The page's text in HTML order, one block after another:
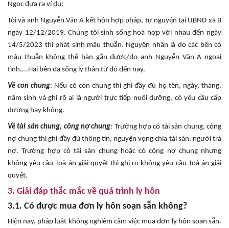
Ngọc đưa ra ví dụ:
Tôi và anh Nguyễn Văn A kết hôn hợp pháp, tự nguyện tại UBND xã B
ngày 12/12/2019. Chúng tôi sinh sống hoà hợp với nhau đến ngày
14/5/2023 thì phát sinh mâu thuẫn. Nguyên nhân là do các bên có
mâu thuẫn không thể hàn gắn được/do anh Nguyễn Văn A ngoại
tình,...Hai bên đã sống ly thân từ đó đến nay.
Về con chung: Nếu có con chung thì ghi đầy đủ họ tên, ngày, tháng,
năm sinh và ghi rõ ai là người trực tiếp nuôi dưỡng, có yêu cầu cấp
dưỡng hay không.
Về tài sản chung, công nợ chung: Trường hợp có tài sản chung, công
nợ chung thì ghi đầy đủ thông tin, nguyện vọng chia tài sản, người trả
nợ. Trường hợp có tài sản chung hoặc có công nợ chung nhưng
không yêu cầu Toà án giải quyết thì ghi rõ không yêu cầu Toà án giải
quyết.
3. Giải đáp thắc mắc về quá trình ly hôn
3.1. Có được mua đơn ly hôn soạn sẵn không?
Hiện nay, pháp luật không nghiêm cấm việc mua đơn ly hôn soạn sẵn.